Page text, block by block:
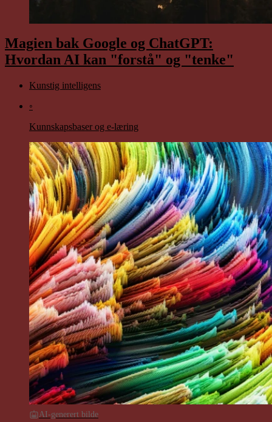
Magien bak Google og ChatGPT:
Hvordan AI kan "forstå" og "tenke"
Kunstig intelligens
◦
Kunnskapsbaser og e-læring
AI-generert bilde